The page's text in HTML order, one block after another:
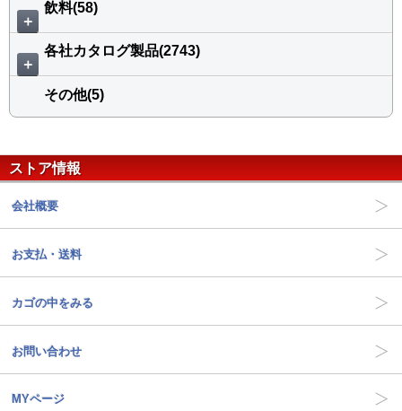
＋
飲料(58)
＋
各社カタログ製品(2743)
その他(5)
ストア情報
会社概要
お支払・送料
カゴの中をみる
お問い合わせ
MYページ